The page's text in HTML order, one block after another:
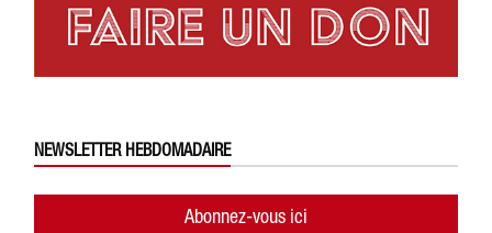
NEWSLETTER HEBDOMADAIRE
Abonnez-vous ici